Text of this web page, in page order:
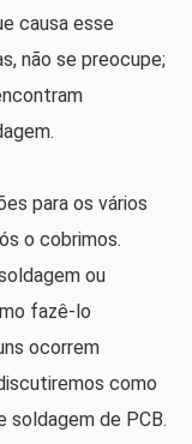
causa esse
não se preocupe;
para os vários
o cobrimos.
ou
fazê-lo
ocorrem
como
soldagem de PCB.